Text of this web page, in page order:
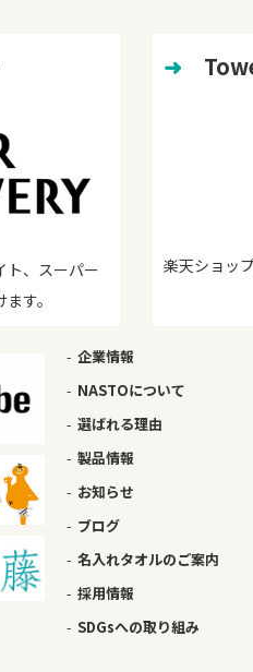
ト、スーパー
す。
➜
楽天ショッ
企業情報
NASTOについて
選ばれる理由
製品情報
お知らせ
ブログ
名入れタオルのご案内
採用情報
SDGsへの取り組み